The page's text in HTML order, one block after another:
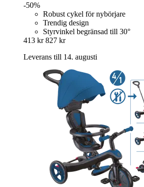
-50%
Robust cykel för nybörjare
Trendig design
Styrvinkel begränsad till 30°
413 kr 827 kr
Leverans till 14. augusti